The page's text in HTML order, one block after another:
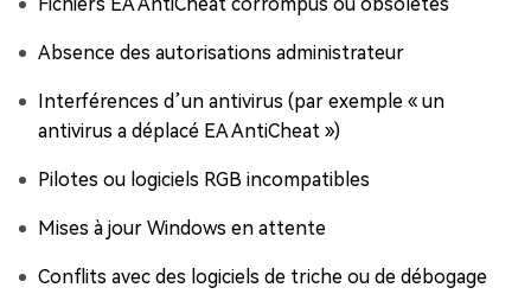
Fichiers EA AntiCheat corrompus ou obsolètes
Absence des autorisations administrateur
Interférences d’un antivirus (par exemple « un
antivirus a déplacé EA AntiCheat »)
Pilotes ou logiciels RGB incompatibles
Mises à jour Windows en attente
Conflits avec des logiciels de triche ou de débogage